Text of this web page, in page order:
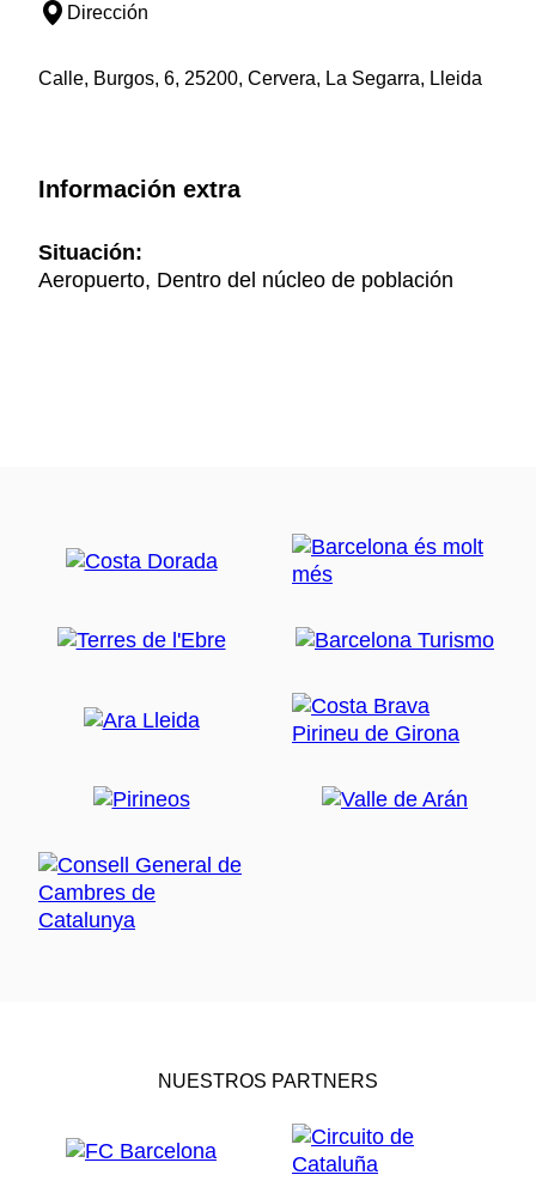
Dirección
Calle, Burgos, 6, 25200, Cervera, La Segarra, Lleida
Información extra
Situación:
Aeropuerto, Dentro del núcleo de población
NUESTROS PARTNERS